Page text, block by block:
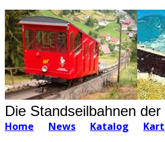
Die Standseilbahnen
Home News Katalog